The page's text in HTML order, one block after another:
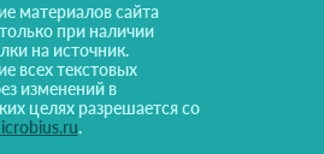
материалов сайта
при наличии
на источник.
всех текстовых
изменений в
целях разрешается со
.